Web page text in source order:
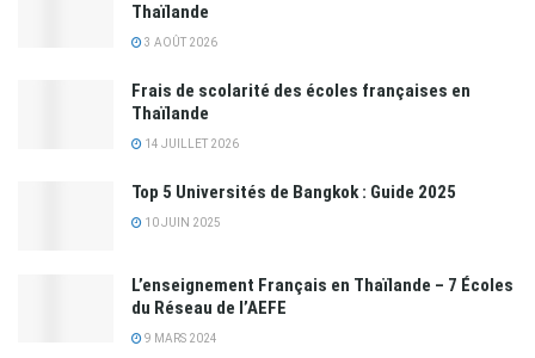
Thaïlande
3 AOÛT 2026
Frais de scolarité des écoles françaises en
Thaïlande
14 JUILLET 2026
Top 5 Universités de Bangkok : Guide 2025
10 JUIN 2025
L’enseignement Français en Thaïlande – 7 Écoles
du Réseau de l’AEFE
9 MARS 2024